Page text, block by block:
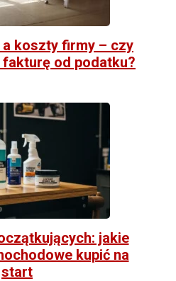
koszty firmy – czy
od podatku?
jakie
kupić na
start